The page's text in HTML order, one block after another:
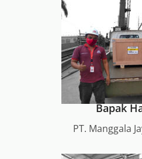
Bapak
PT. Manggala